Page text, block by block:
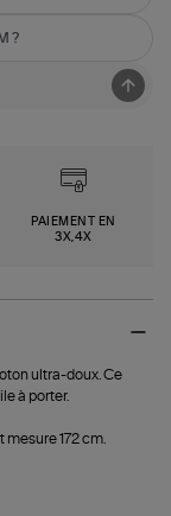
?
PAIEMENT EN
3X,4X
ultra-doux. Ce
à porter.
172 cm.